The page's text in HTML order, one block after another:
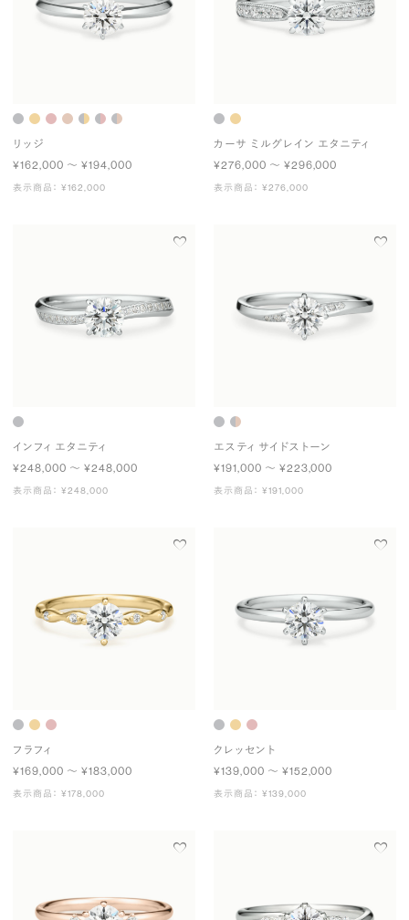
リッジ
¥162,000 〜 ¥194,000
表示商品： ¥162,000
カーサ ミルグレイン エタニティ
¥276,000 〜 ¥296,000
表示商品： ¥276,000
インフィ エタニティ
¥248,000 〜 ¥248,000
表示商品： ¥248,000
エスティ サイドストーン
¥191,000 〜 ¥223,000
表示商品： ¥191,000
フラフィ
¥169,000 〜 ¥183,000
表示商品： ¥178,000
クレッセント
¥139,000 〜 ¥152,000
表示商品： ¥139,000